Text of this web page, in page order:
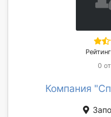
0
Компания